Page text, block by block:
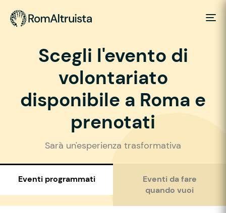
Scegli l'evento di
volontariato
disponibile a Roma e
prenotati
Sarà un'esperienza trasformativa
Eventi programmati
Eventi da fare
quando vuoi